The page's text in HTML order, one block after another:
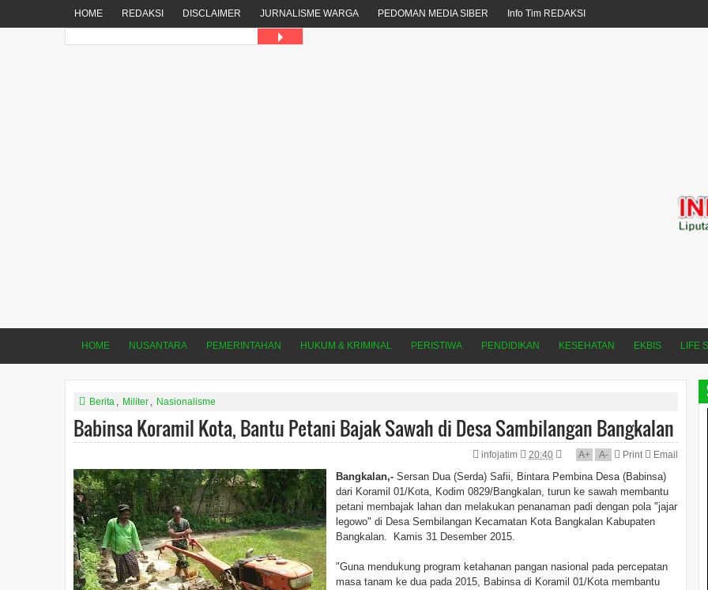
HOME REDAKSI DISCLAIMER JURNALISME WARGA PEDOMAN MEDIA SIBER Info Tim REDAKSI
HOME NUSANTARA PEMERINTAHAN HUKUM & KRIMINAL PERISTIWA PENDIDIKAN KESEHATAN EKBIS LIFE
Berita , Militer , Nasionalisme
Babinsa Koramil Kota, Bantu Petani Bajak Sawah di Desa Sambilangan Bangkalan
infojatim 20:40 A+ A- Print Email
Bangkalan,- Sersan Dua (Serda) Safii, Bintara Pembina Desa (Babinsa)
dari Koramil 01/Kota, Kodim 0829/Bangkalan, turun ke sawah membantu
petani membajak lahan dan melakukan penanaman padi dengan pola "jajar
legowo" di Desa Sembilangan Kecamatan Kota Bangkalan Kabupaten
Bangkalan. Kamis 31 Desember 2015.
"Guna mendukung program ketahanan pangan nasional pada percepatan
masa tanam ke dua pada 2015, Babinsa di Koramil 01/Kota membantu